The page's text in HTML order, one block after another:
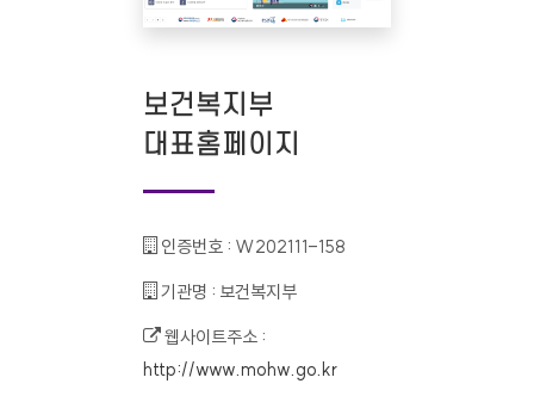
보건복지부
대표홈페이지
인증번호 : W202111-158
기관명 : 보건복지부
웹사이트주소 :
http://www.mohw.go.kr